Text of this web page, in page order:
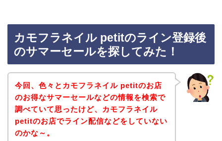
カモフラネイル petitのライン登録後
のサマーセールを探してみた！
今回、色々とカモフラネイル petitのお店
のお得なサマーセールなどの情報を検索で
調べていて思ったけど、カモフラネイル
petitのお店でライン配信などをしていない
のかな～。